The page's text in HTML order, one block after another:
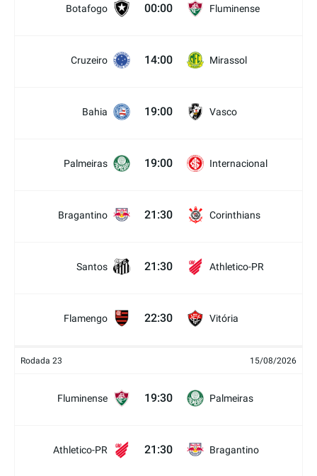
Botafogo 00:00 Fluminense
Cruzeiro 14:00 Mirassol
Bahia 19:00 Vasco
Palmeiras 19:00 Internacional
Bragantino 21:30 Corinthians
Santos 21:30 Athletico-PR
Flamengo 22:30 Vitória
Rodada 23 15/08/2026
Fluminense 19:30 Palmeiras
Athletico-PR 21:30 Bragantino